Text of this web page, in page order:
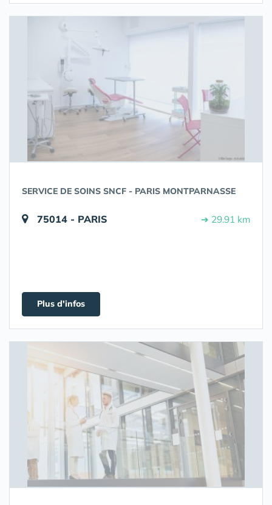
SERVICE DE SOINS SNCF - PARIS MONTPARNASSE
75014 - PARIS ➔ 29.91 km
Plus d'infos